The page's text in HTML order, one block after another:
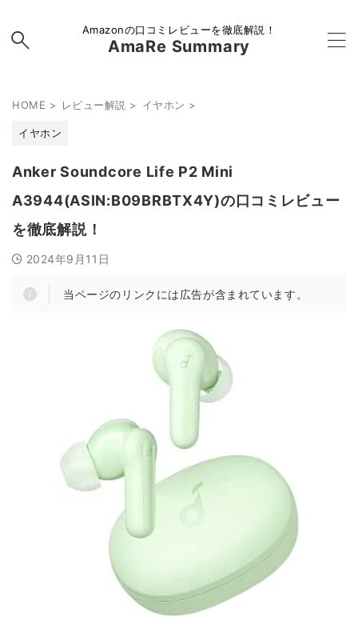
Amazonの口コミレビューを徹底解説！
AmaRe Summary
HOME > レビュー解説 > イヤホン >
イヤホン
Anker Soundcore Life P2 Mini
A3944(ASIN:B09BRBTX4Y)の口コミレビュー
を徹底解説！
2024年9月11日
当ページのリンクには広告が含まれています。